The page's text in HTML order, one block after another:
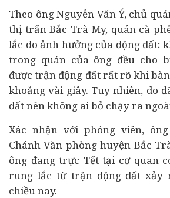
Theo ông Nguyễn Văn Ý, chủ
thị trấn Bắc Trà My, quán cà
lắc do ảnh hưởng của động đất;
trong quán của ông đều cho
được trận động đất rất rõ khi
khoảng vài giây. Tuy nhiên, do
đất nên không ai bỏ chạy ra
Xác nhận với phóng viên,
Chánh Văn phòng huyện Bắc
ông đang trực Tết tại cơ quan
rung lắc từ trận động đất xảy
chiều nay.